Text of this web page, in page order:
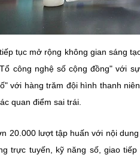
tục mở rộng không gian sáng
công nghệ số cộng đồng" với
với hàng trăm đội hình thanh
quan điểm sai trái.
20.000 lượt tập huấn với nội
trực tuyến, kỹ năng số, giao